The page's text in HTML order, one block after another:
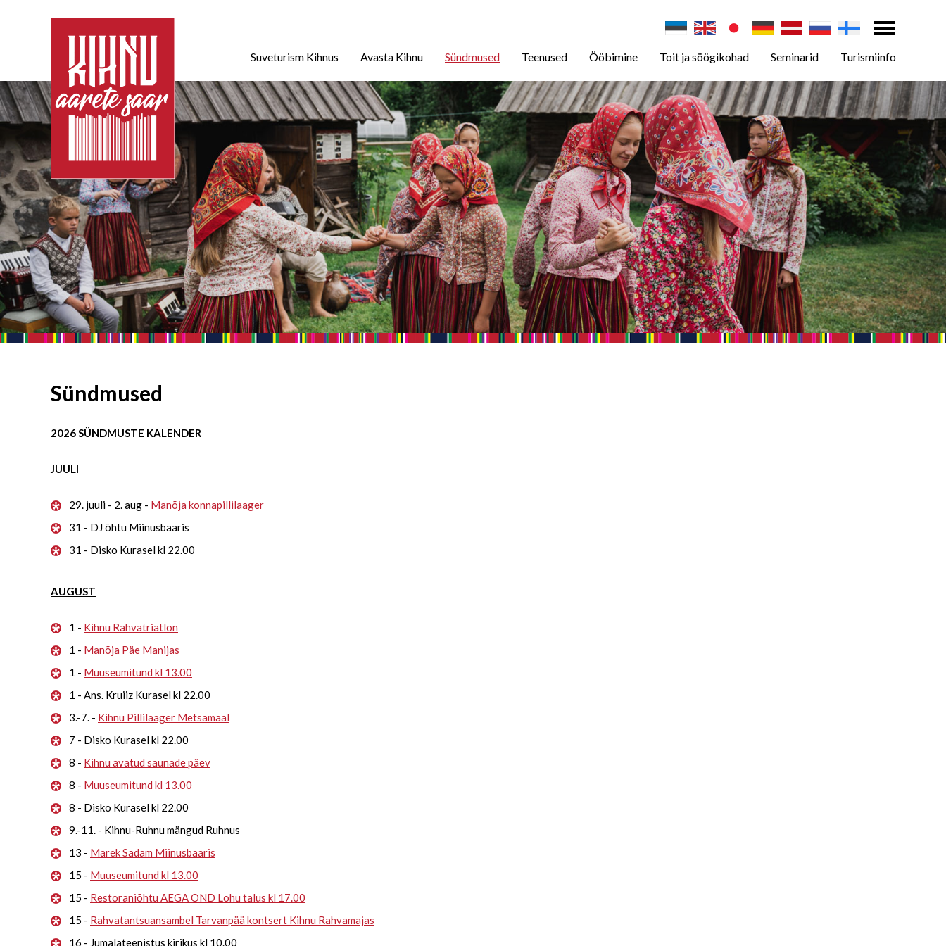
Suveturism Kihnus Avasta Kihnu Sündmused Teenused Ööbimine Toit ja söögikohad Seminarid Turismiinfo
Sündmused
2026 SÜNDMUSTE KALENDER
JUULI
29. juuli - 2. aug - Manõja konnapillilaager
31 - DJ õhtu Miinusbaaris
31 - Disko Kurasel kl 22.00
AUGUST
1 - Kihnu Rahvatriatlon
1 - Manõja Päe Manijas
1 - Muuseumitund kl 13.00
1 - Ans. Kruiiz Kurasel kl 22.00
3.-7. - Kihnu Pillilaager Metsamaal
7 - Disko Kurasel kl 22.00
8 - Kihnu avatud saunade päev
8 - Muuseumitund kl 13.00
8 - Disko Kurasel kl 22.00
9.-11. - Kihnu-Ruhnu mängud Ruhnus
13 - Marek Sadam Miinusbaaris
15 - Muuseumitund kl 13.00
15 - Restoraniõhtu AEGA OND Lohu talus kl 17.00
15 - Rahvatantsuansambel Tarvanpää kontsert Kihnu Rahvamajas
16 - Jumalateenistus kirikus kl 10.00